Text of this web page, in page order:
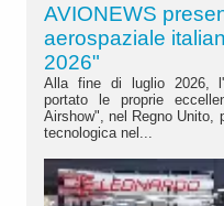
AVIONEWS
aerospaziale
2026"
Alla fine di luglio 2026,
portato le proprie
Airshow", nel Regno Unito,
tecnologica nel...